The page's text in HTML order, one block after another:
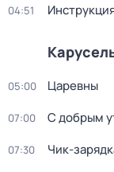
04:51
05:00 Царевны
07:00 С добрым
07:30 Чик-